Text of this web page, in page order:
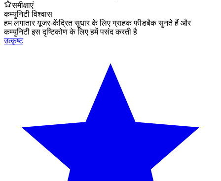
समीक्षाएं
कम्युनिटी विश्वास
हम लगातार यूजर-केंद्रित सुधार के लिए ग्राहक फीडबैक सुनते हैं और
कम्युनिटी इस दृष्टिकोण के लिए हमें पसंद करती है
उत्कृष्ट